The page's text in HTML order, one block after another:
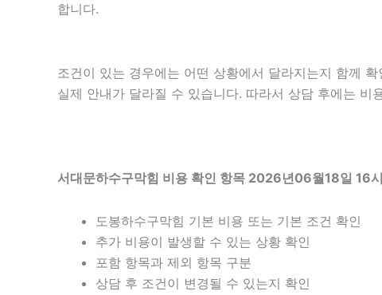
합니다.
조건이 있는 경우에는 어떤 상황에서 달라지는지 함께
실제 안내가 달라질 수 있습니다. 따라서 상담 후에는
서대문하수구막힘 비용 확인 항목 2026년06월18일 16
도봉하수구막힘 기본 비용 또는 기본 조건 확인
추가 비용이 발생할 수 있는 상황 확인
포함 항목과 제외 항목 구분
상담 후 조건이 변경될 수 있는지 확인